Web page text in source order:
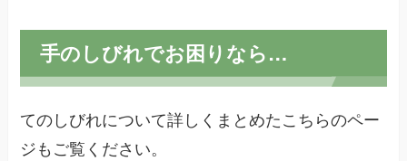
手のしびれでお困りなら…
てのしびれについて詳しくまとめたこちらのペー
ジもご覧ください。